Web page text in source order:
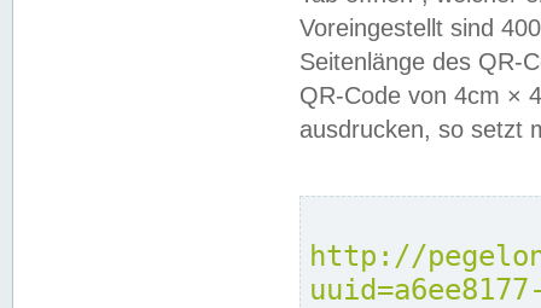
Voreingestellt sind
Seitenlänge des QR-
QR-Code von 4cm ×
ausdrucken, so setzt
http://